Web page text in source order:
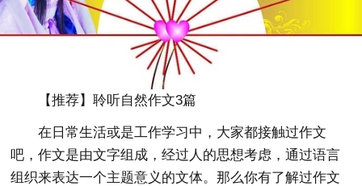
【推荐】聆听自然作文3篇
在日常生活或是工作学习中，大家都接触过作文
吧，作文是由文字组成，经过人的思想考虑，通过语言
组织来表达一个主题意义的文体。那么你有了解过作文